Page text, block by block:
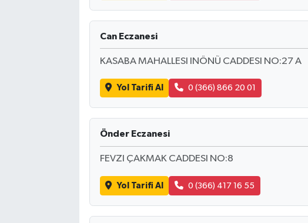
Can Eczanesi
KASABA MAHALLESI INÖNÜ CADDESI NO:27 A
Yol Tarifi Al 0 (366) 866 20 01
Önder Eczanesi
FEVZI ÇAKMAK CADDESI NO:8
Yol Tarifi Al 0 (366) 417 16 55